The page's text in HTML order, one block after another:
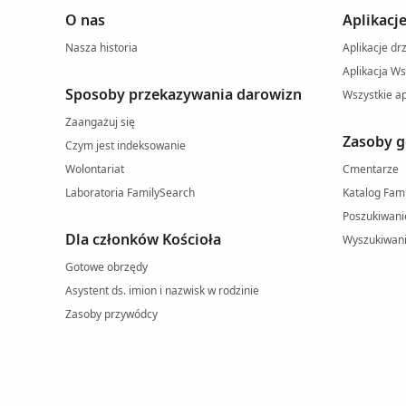
O nas
Nasza historia
Sposoby przekazywania darowizn
Zaangażuj się
Czym jest indeksowanie
Wolontariat
Laboratoria FamilySearch
Dla członków Kościoła
Gotowe obrzędy
Asystent ds. imion i nazwisk w rodzinie
Zasoby przywódcy
Aplikacje
Aplikacja
Wszystkie
Zasoby
Cmentarze
Katalog